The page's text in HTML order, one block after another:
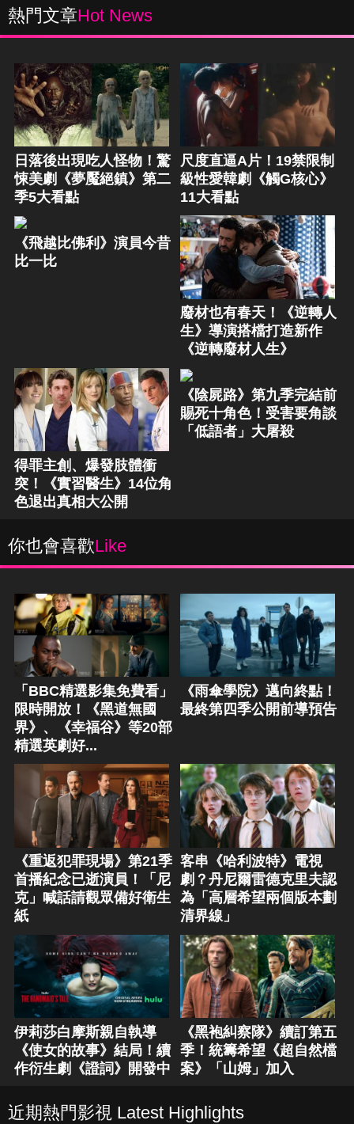
熱門文章Hot News
日落後出現吃人怪物！驚
悚美劇《夢魘絕鎮》第二
季5大看點
尺度直逼A片！19禁限制
級性愛韓劇《觸G核心》
11大看點
《飛越比佛利》演員今昔
比一比
廢材也有春天！《逆轉人
生》導演搭檔打造新作
《逆轉廢材人生》
得罪主創、爆發肢體衝
突！《實習醫生》14位角
色退出真相大公開
《陰屍路》第九季完結前
賜死十角色！受害要角談
「低語者」大屠殺
你也會喜歡Like
「BBC精選影集免費看」
限時開放！《黑道無國
界》、《幸福谷》等20部
精選英劇好...
《雨傘學院》邁向終點！
最終第四季公開前導預告
《重返犯罪現場》第21季
首播紀念已逝演員！「尼
克」喊話請觀眾備好衛生
紙
客串《哈利波特》電視
劇？丹尼爾雷德克里夫認
為「高層希望兩個版本劃
清界線」
伊莉莎白摩斯親自執導
《使女的故事》結局！續
作衍生劇《證詞》開發中
《黑袍糾察隊》續訂第五
季！統籌希望《超自然檔
案》「山姆」加入
近期熱門影視 Latest Highlights